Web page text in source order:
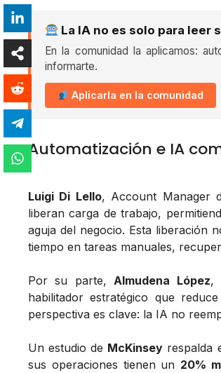
La IA no es solo para leer
En la comunidad la aplicamos:
informarte.
Aplicarla en la comunidad
Automatización e IA
Luigi Di Lello, Account Manager
liberan carga de trabajo,
aguja del negocio. Esta liberación
tiempo en tareas manuales,
Por su parte,Almudena López,
habilitador estratégico que
perspectiva es clave: la IA no
Un estudio de McKinsey respalda
sus operaciones tienen un 20%